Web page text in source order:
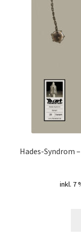
Hades-Syndrom
inkl. 7